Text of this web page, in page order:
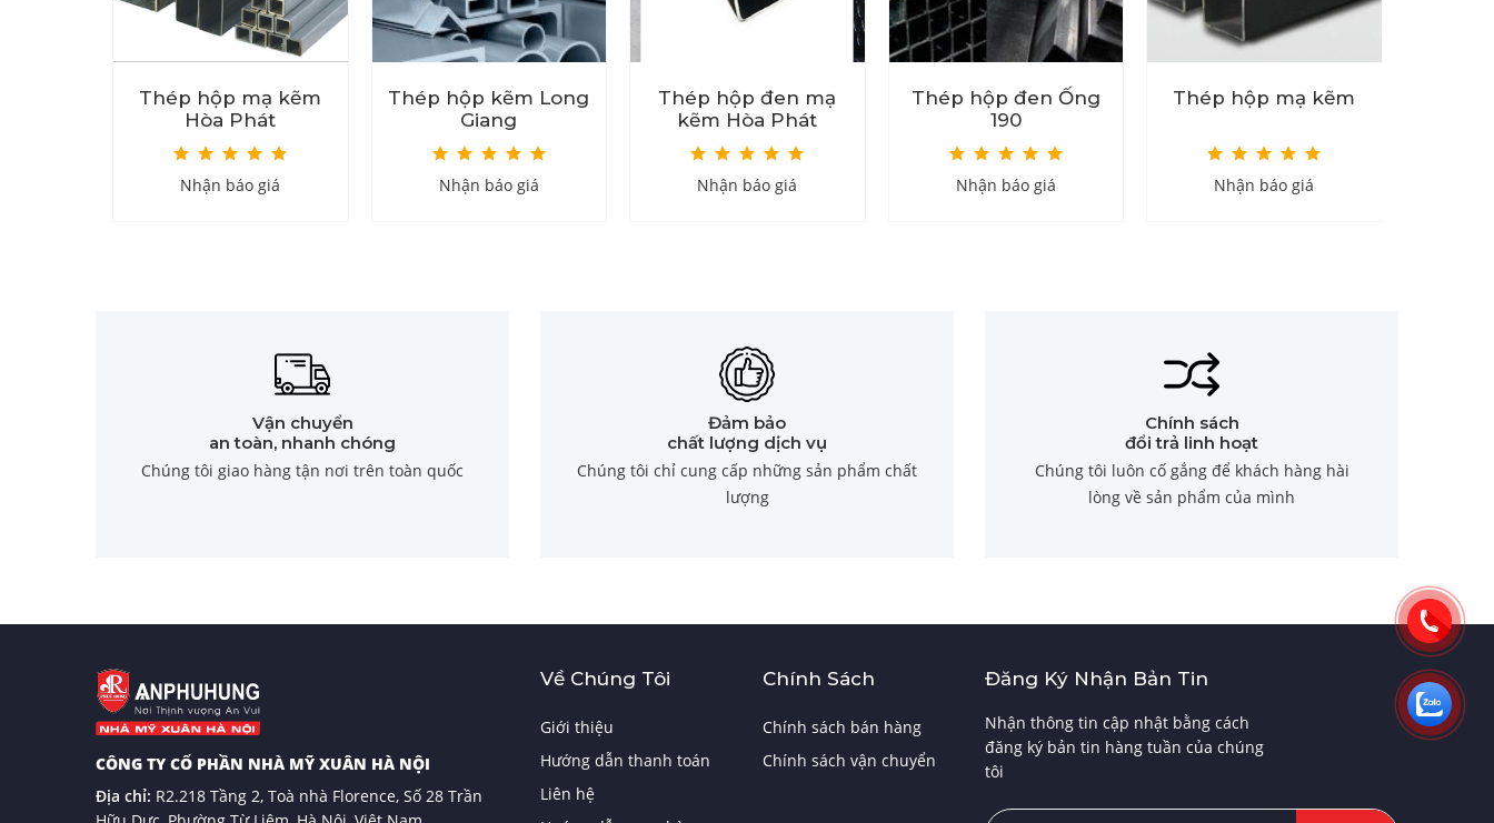
Thép hộp mạ kẽm
Hòa Phát
Nhận báo giá
Thép hộp kẽm Long
Giang
Nhận báo giá
Thép hộp đen mạ
kẽm Hòa Phát
Nhận báo giá
Thép hộp đen Ống
190
Nhận báo giá
Thép hộp mạ kẽm
Nhận báo giá
Vận chuyển
an toàn, nhanh chóng
Chúng tôi giao hàng tận nơi trên toàn quốc
Đảm bảo
chất lượng dịch vụ
Chúng tôi chỉ cung cấp những sản phẩm chất
lượng
Chính sách
đổi trả linh hoạt
Chúng tôi luôn cố gắng để khách hàng hài
lòng về sản phẩm của mình
CÔNG TY CỔ PHẦN NHÀ MỸ XUÂN HÀ NỘI
Địa chỉ: R2.218 Tầng 2, Toà nhà Florence, Số 28 Trần
Về Chúng Tôi
Giới thiệu
Hướng dẫn thanh toán
Liên hệ
Chính Sách
Chính sách bán hàng
Chính sách vận chuyển
Đăng Ký Nhận Bản Tin
Nhận thông tin cập nhật bằng cách
đăng ký bản tin hàng tuần của chúng
tôi